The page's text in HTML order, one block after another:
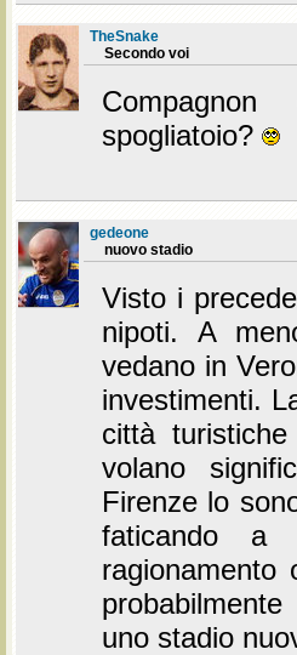
TheSnake
Secondo voi
spogliatoio?
gedeone
nuovo stadio
Visto i
nipoti. A
vedano in
investimenti.
città
volano
Firenze lo
faticando a
uno stadio